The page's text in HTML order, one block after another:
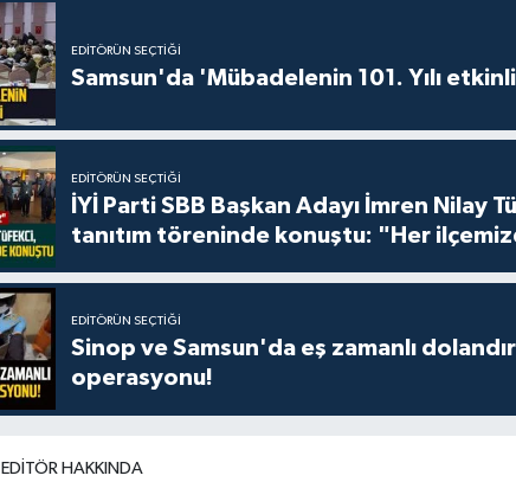
EDITÖRÜN SEÇTIĞI
Samsun'da 'Mübadelenin 101. Yılı
EDITÖRÜN SEÇTIĞI
İYİ Parti SBB Başkan Adayı İmren Nilay
tanıtım töreninde konuştu: "Her
EDITÖRÜN SEÇTIĞI
Sinop ve Samsun'da eş zamanlı
operasyonu!
EDITÖR HAKKINDA